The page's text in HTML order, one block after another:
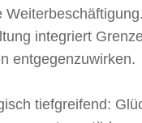
Weiterbeschäftigung.
integriert
entgegenzuwirken.
tiefgreifend: